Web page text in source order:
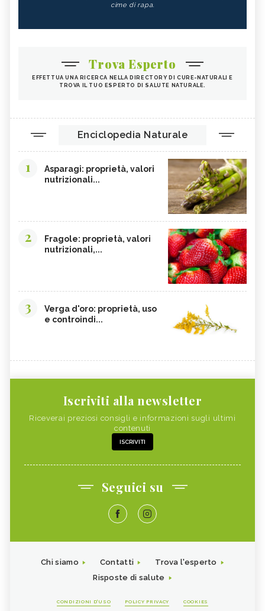
cime di rapa.
Trova Esperto
EFFETTUA UNA RICERCA NELLA DIRECTORY DI CURE-NATURALI E
TROVA IL TUO ESPERTO DI SALUTE NATURALE.
Enciclopedia Naturale
1
Asparagi: proprietà, valori
nutrizionali...
2
Fragole: proprietà, valori
nutrizionali,...
3
Verga d'oro: proprietà, uso
e controindi...
Iscriviti alla newsletter
Riceverai preziosi consigli e informazioni sugli ultimi
contenuti
ISCRIVITI
Seguici su
Chi siamo Contatti
Trova l'esperto
Risposte di salute
CONDIZIONI D'USO POLICY PRIVACY COOKIES